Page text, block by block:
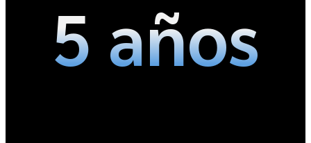
5 años